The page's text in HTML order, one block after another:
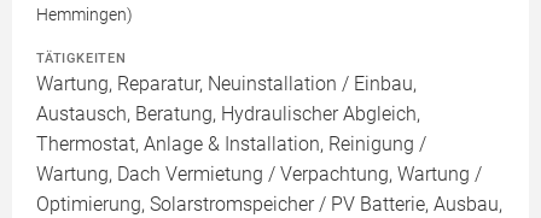
Hemmingen)
TÄTIGKEITEN
Wartung, Reparatur, Neuinstallation / Einbau,
Austausch, Beratung, Hydraulischer Abgleich,
Thermostat, Anlage & Installation, Reinigung /
Wartung, Dach Vermietung / Verpachtung, Wartung /
Optimierung, Solarstromspeicher / PV Batterie, Ausbau,